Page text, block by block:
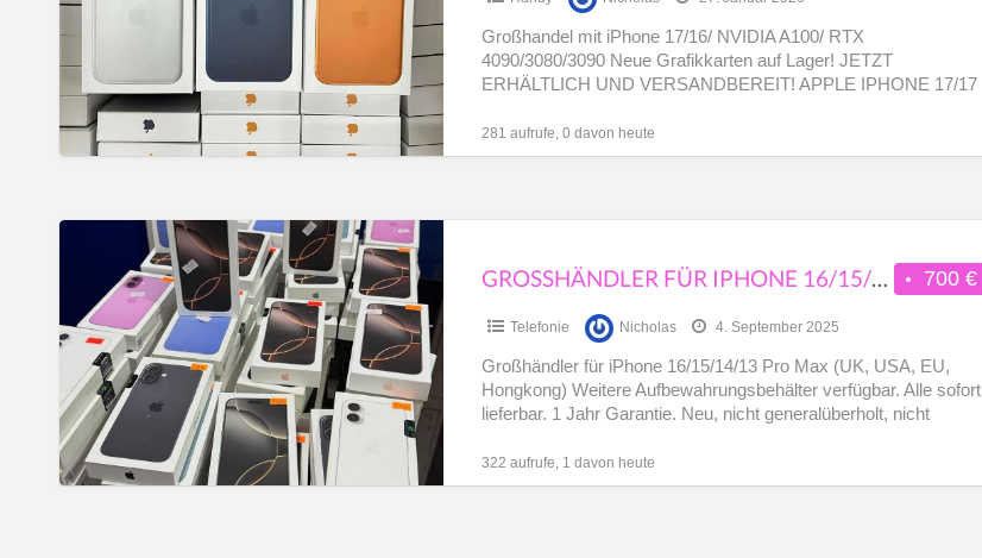
NVIDIA
A100/
RTX
4090/3080/3090
Großhandel mit iPhone 17/16/ NVIDIA A100/ RTX
4090/3080/3090 Neue Grafikkarten auf Lager! JETZT
ERHÄLTLICH UND VERSANDBEREIT! APPLE IPHONE 17/17
281 aufrufe, 0 davon heute
Großhändler
iPhone
16/15/14/13
Pro
Max
(UK,
USA,
EU,
700 €
GROSSHÄNDLER FÜR IPHONE 16/15/14/13 PRO MAX (UK, USA, EU, HONGKONG)
Telefonie Nicholas 4. September 2025
Großhändler für iPhone 16/15/14/13 Pro Max (UK, USA, EU,
Hongkong) Weitere Aufbewahrungsbehälter verfügbar. Alle sofort
lieferbar. 1 Jahr Garantie. Neu, nicht generalüberholt, nicht
322 aufrufe, 1 davon heute